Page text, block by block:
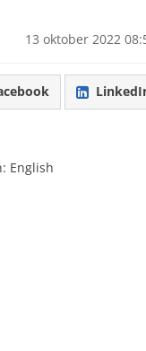
13 oktober 2022
English